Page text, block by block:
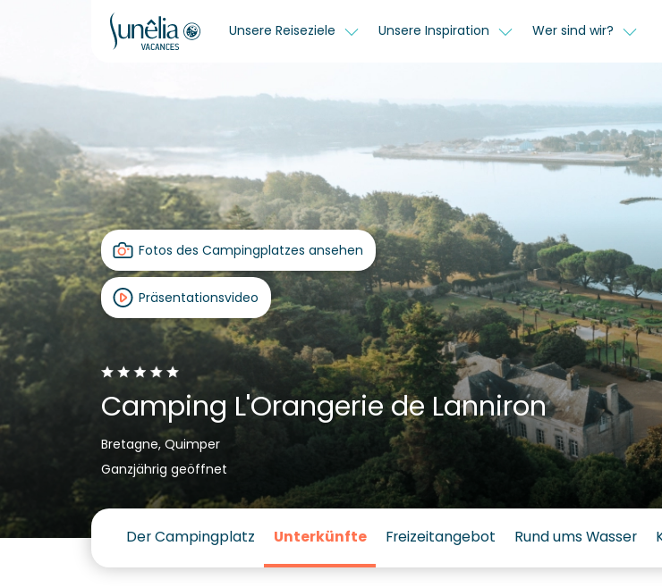
Unsere Reiseziele Unsere Inspiration Wer sind wir?
Fotos des Campingplatzes ansehen
Präsentationsvideo
Camping L'Orangerie de Lanniron
Bretagne, Quimper
Ganzjährig geöffnet
Der Campingplatz Unterkünfte Freizeitangebot Rund ums Wasser